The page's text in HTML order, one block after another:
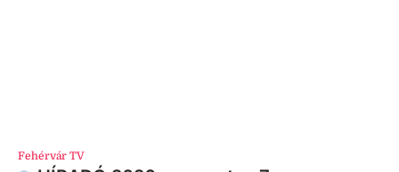
Fehérvár TV